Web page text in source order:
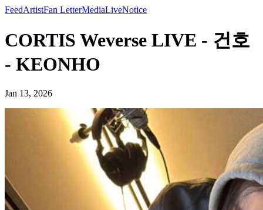
FeedArtistFan LetterMediaLiveNotice
CORTIS Weverse LIVE - 건호
- KEONHO
Jan 13, 2026